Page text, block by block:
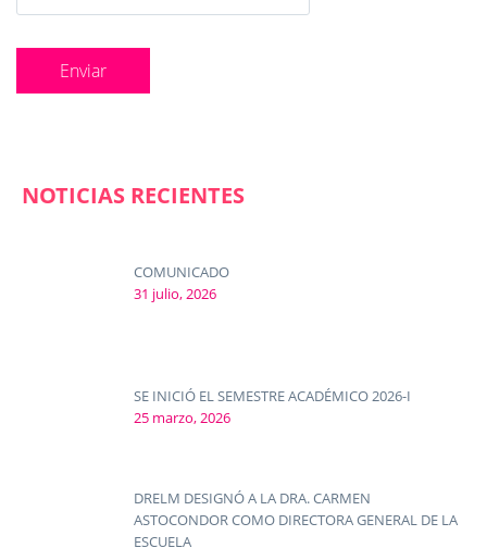
NOTICIAS RECIENTES
COMUNICADO
31 julio, 2026
SE INICIÓ EL SEMESTRE ACADÉMICO 2026-I
25 marzo, 2026
DRELM DESIGNÓ A LA DRA. CARMEN
ASTOCONDOR COMO DIRECTORA GENERAL DE LA
ESCUELA